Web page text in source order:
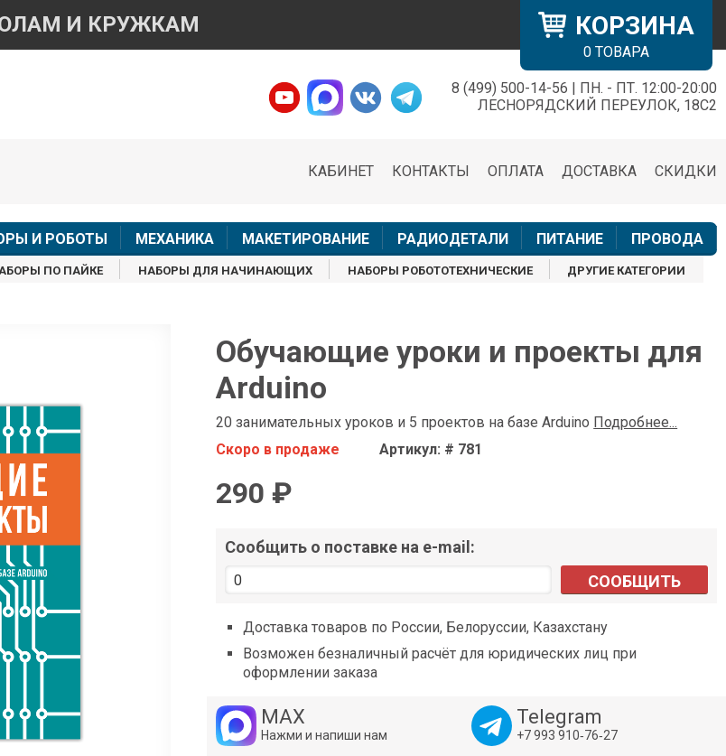
КОРЗИНА
0 ТОВАРА
И КРУЖКАМ
8 (499) 500-14-56 | ПН. - ПТ. 12:00-20:00
ЛЕСНОРЯДСКИЙ ПЕРЕУЛОК, 18С2
СКИДКИ
ДОСТАВКА
ОПЛАТА
КОНТАКТЫ
КАБИНЕТ
И РОБОТЫ МЕХАНИКА МАКЕТИРОВАНИЕ РАДИОДЕТАЛИ ПИТАНИЕ ПРОВОДА
ПО ПАЙКЕ НАБОРЫ ДЛЯ НАЧИНАЮЩИХ НАБОРЫ РОБОТОТЕХНИЧЕСКИЕ ДРУГИЕ КАТЕГОРИИ
Обучающие уроки и проекты для
Arduino
20 занимательных уроков и 5 проектов на базе Arduino Подробнее...
Скоро в продаже
Артикул: # 781
290 ₽
Сообщить о поставке на e-mail:
СООБЩИТЬ
Доставка товаров по России, Белоруссии, Казахстану
Возможен безналичный расчёт для юридических лиц при
оформлении заказа
MAX
Нажми и напиши нам
Telegram
+7 993 910‑76‑27
×
товара
17 38
не обслуживаются
Менеджер
8 (499) 500-14-56